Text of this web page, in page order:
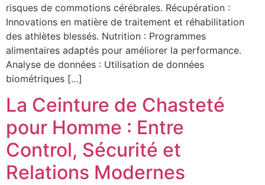
risques de commotions cérébrales. Récupération :
Innovations en matière de traitement et réhabilitation
des athlètes blessés. Nutrition : Programmes
alimentaires adaptés pour améliorer la performance.
Analyse de données : Utilisation de données
biométriques […]
La Ceinture de Chasteté
pour Homme : Entre
Control, Sécurité et
Relations Modernes